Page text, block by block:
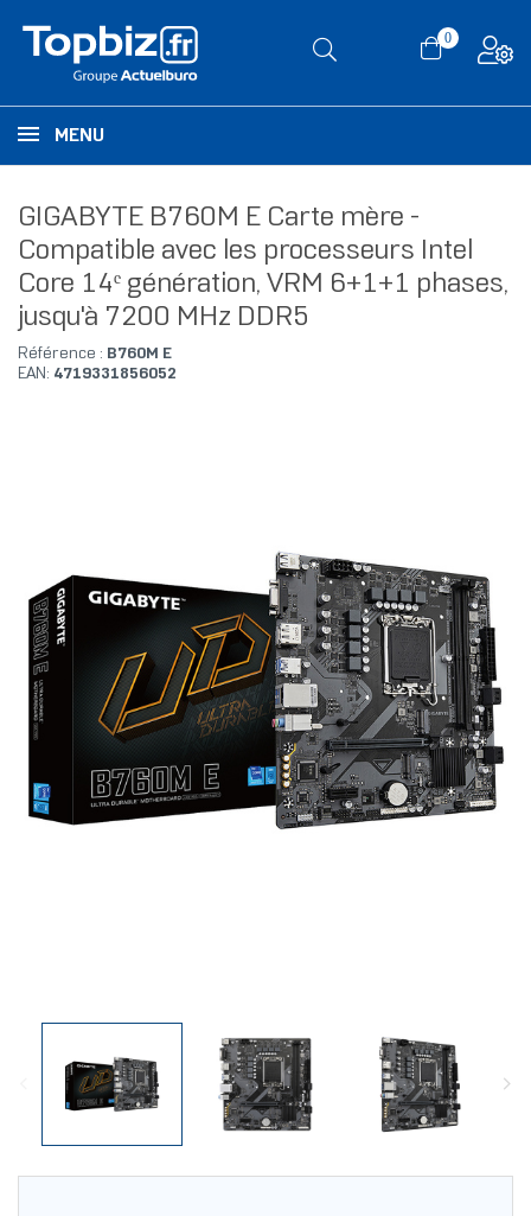
0
MENU
GIGABYTE B760M E Carte mère -
Compatible avec les processeurs Intel
Core 14ᵉ génération, VRM 6+1+1 phases,
jusqu'à 7200 MHz DDR5
Référence : B760M E
EAN: 4719331856052